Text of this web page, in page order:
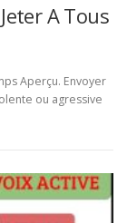
A Tous
Aperçu. Envoyer
ou agressive